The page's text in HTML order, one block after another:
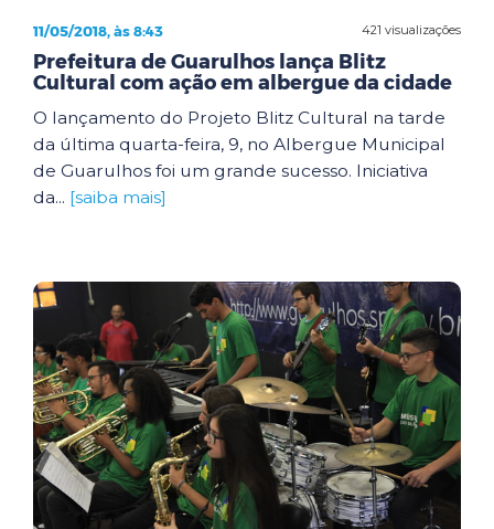
421 visualizações
11/05/2018, às 8:43
Prefeitura de Guarulhos lança Blitz
Cultural com ação em albergue da cidade
O lançamento do Projeto Blitz Cultural na tarde
da última quarta-feira, 9, no Albergue Municipal
de Guarulhos foi um grande sucesso. Iniciativa
da... [saiba mais]